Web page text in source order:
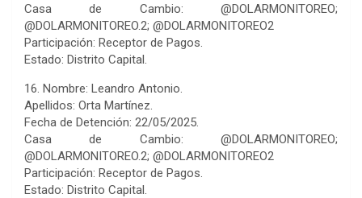
Casa de Cambio: @DOLARMONITOREO;
@DOLARMONITOREO.2; @DOLARMONITOREO2
Participación: Receptor de Pagos.
Estado: Distrito Capital.
16. Nombre: Leandro Antonio.
Apellidos: Orta Martínez.
Fecha de Detención: 22/05/2025.
Casa de Cambio: @DOLARMONITOREO;
@DOLARMONITOREO.2; @DOLARMONITOREO2
Participación: Receptor de Pagos.
Estado: Distrito Capital.